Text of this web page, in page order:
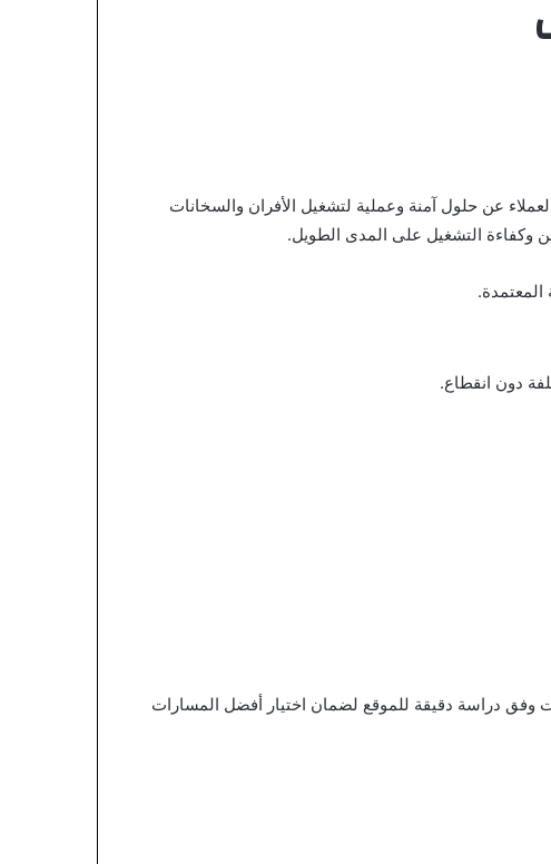
عن حلول آمنة وعملية لتشغيل الأفران والسخانات
وكفاءة التشغيل على المدى الطويل.
المعتمدة.
دون انقطاع.
وفق دراسة دقيقة للموقع لضمان اختيار أفضل المسارات